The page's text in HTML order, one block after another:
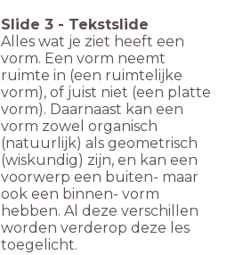
Slide 3 - Tekstslide
Alles wat je ziet heeft een
vorm. Een vorm neemt
ruimte in (een ruimtelijke
vorm), of juist niet (een platte
vorm). Daarnaast kan een
vorm zowel organisch
(natuurlijk) als geometrisch
(wiskundig) zijn, en kan een
voorwerp een buiten- maar
ook een binnen- vorm
hebben. Al deze verschillen
worden verderop deze les
toegelicht.